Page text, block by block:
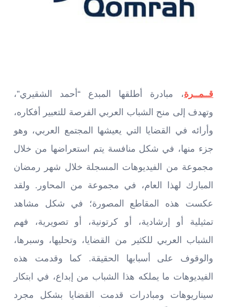
قــمــرة، مبادرة أطلقها المبدع “أحمد الشقيري”،
وتهدف إلى منح الشباب العربي الفرصة للتعبير أفكاره،
وأرائه في القضايا التي يعيشها المجتمع العربي، وهو
جزء منها، في شكل منافسة يتم استعراضها من خلال
مجموعة من الفيديوهات المسجلة خلال شهر رمضان
المبارك لهذا العام، في مجموعة من المحاور. ولقد
عكست هذه المقاطع المصورة؛ في شكل مشاهد
تمثيلية أو إرشادية، أو كرتونية، أو تصويرية، فهم
الشباب العربي للكثير من القضايا، وتحليها، وسبرها،
والوقوف على أسبابها الحقيقة. كما وقدمت هذه
الفيديوهات ما يملكه هذا الشباب من إبداع، في ابتكار
سيناريوهات ومبادرات قدمت القضايا بشكل مجرد